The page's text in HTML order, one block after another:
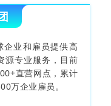
业和雇员提供高
源专业服务，目前
直营网点，累计
万企业雇员。